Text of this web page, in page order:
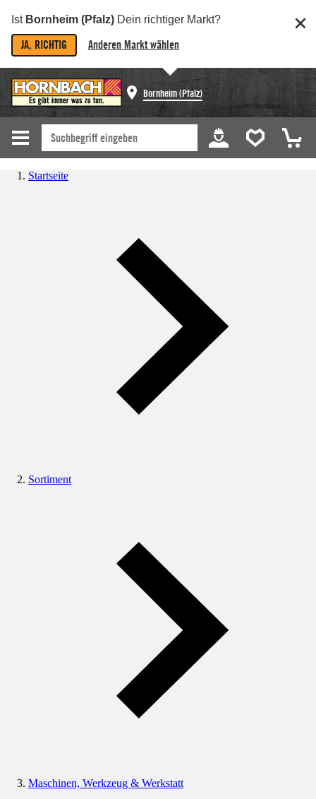
Ist Bornheim (Pfalz) Dein richtiger Markt?
JA, RICHTIG Anderen Markt wählen
Bornheim (Pfalz)
Startseite
Sortiment
Maschinen, Werkzeug & Werkstatt